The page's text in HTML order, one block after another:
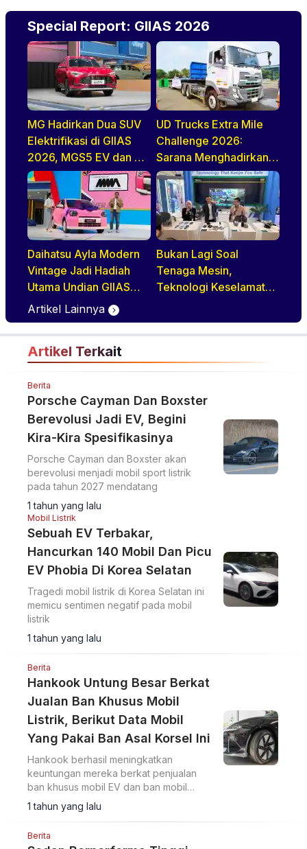
Special Report: GIIAS 2026
MG Hadirkan Dua SUV
Elektrifikasi di GIIAS
2026, MGS5 EV dan ZS
Hybrid+
UD Trucks Extra Mile
Challenge 2026:
Sarana Menghadirkan
Pengemudi Truk Yang
Profesional
Daihatsu Ayla Modern
Vintage Jadi Hadiah
Utama Undian GIIAS
2026, Basisnya Varian
Terlaris
Bukan Lagi Soal
Tenaga Mesin,
Teknologi Keselamatan
2026
Artikel Lainnya
Artikel Terkait
Berita
Porsche Cayman Dan Boxster
Berevolusi Jadi EV, Begini
Kira-Kira Spesifikasinya
Porsche Cayman dan Boxster akan
berevolusi menjadi mobil sport listrik
pada tahun 2027 mendatang
1 tahun yang lalu
Mobil Listrik
Sebuah EV Terbakar,
Hancurkan 140 Mobil Dan Picu
EV Phobia Di Korea Selatan
Tragedi mobil listrik di Korea Selatan ini
memicu sentimen negatif pada mobil
listrik
1 tahun yang lalu
Berita
Hankook Untung Besar Berkat
Jualan Ban Khusus Mobil
Listrik, Berikut Data Mobil
Yang Pakai Ban Asal Korsel Ini
Hankook berhasil meningkatkan
keuntungan mereka berkat penjualan
ban khusus mobil EV dan ban mobil
segmen premium.
1 tahun yang lalu
Berita